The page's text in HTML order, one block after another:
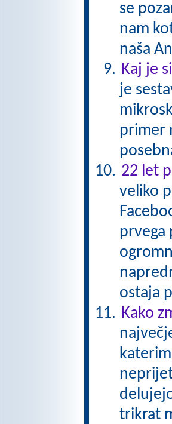
se
nam
naša
Kaj je
je
primer
22 let
veliko
prvega
ostaja
Kako
trikrat